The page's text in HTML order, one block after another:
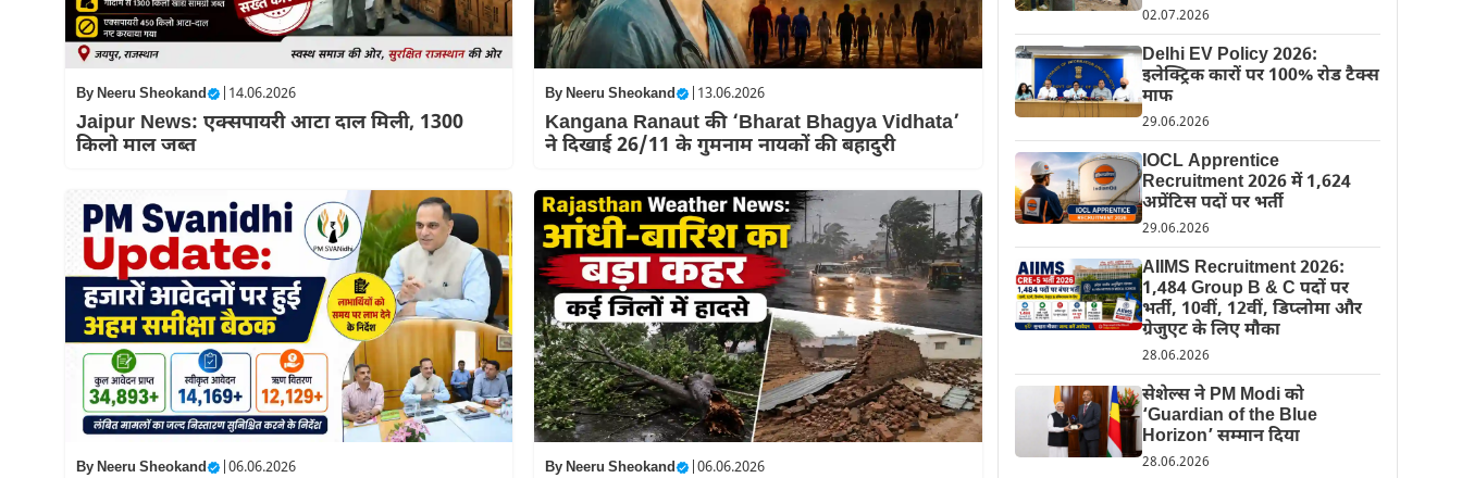
ByNeeru Sheokand | 14.06.2026
Jaipur News: एक्सपायरी आटा दाल मिली, 1300
किलो माल जब्त
ByNeeru Sheokand 13.06.2026
Kangana Ranaut की ‘Bharat Bhagya Vidhata’
ने दिखाई 26/11 के गुमनाम नायकों की बहादुरी
ByNeeru Sheokand | 06.06.2026 ByNeeru Sheokand |06.06.2026
02.07.2026
Delhi EV Policy 2026:
इलेक्ट्रिक कारों पर 100% रोड टैक्स
माफ
29.06.2026
IOCL Apprentice
Recruitment 2026 में 1,624
अप्रेंटिस पदों पर भर्ती
29.06.2026
AIIMS Recruitment 2026:
1,484 Group B & C पदों पर
भर्ती, 10वीं, 12वीं, डिप्लोमा और
ग्रेजुएट के लिए मौका
28.06.2026
सेशेल्स ने PM Modi को
‘Guardian of the Blue
Horizon’ सम्मान दिया
28.06.2026